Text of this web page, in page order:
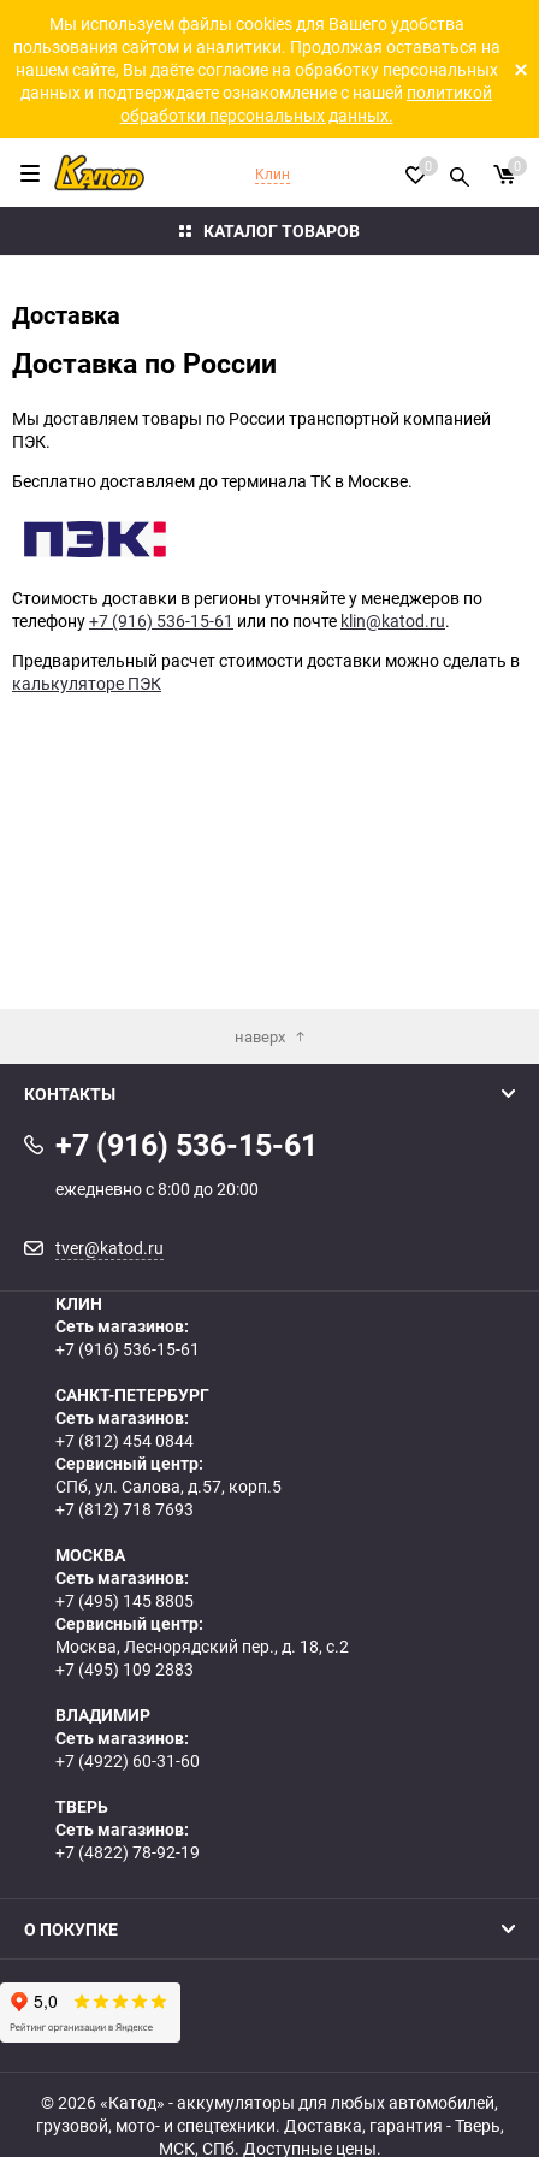
Мы используем файлы cookies для Вашего удобства
пользования сайтом и аналитики. Продолжая оставаться на
нашем сайте, Вы даёте согласие на обработку персональных
данных и подтверждаете ознакомление с нашей политикой
обработки персональных данных.
КАТАЛОГ ТОВАРОВ
Клин 0 0
Доставка
Доставка по России
Мы доставляем товары по России транспортной компанией
ПЭК.
Бесплатно доставляем до терминала ТК в Москве.
Стоимость доставки в регионы уточняйте у менеджеров по
телефону+7 (916) 536-15-61 или по почте klin@katod.ru.
Предварительный расчет стоимости доставки можно сделать в
калькуляторе ПЭК
наверх
КОНТАКТЫ
+7 (916) 536-15-61
ежедневно с 8:00 до 20:00
tver@katod.ru
КЛИН
Сеть магазинов:
+7 (916) 536-15-61
САНКТ-ПЕТЕРБУРГ
Сеть магазинов:
+7 (812) 454 0844
Сервисный центр:
СПб, ул. Салова, д.57, корп.5
+7 (812) 718 7693
МОСКВА
Сеть магазинов:
+7 (495) 145 8805
Сервисный центр:
Москва, Леснорядский пер., д. 18, с.2
+7 (495) 109 2883
ВЛАДИМИР
Сеть магазинов:
+7 (4922) 60-31-60
ТВЕРЬ
Сеть магазинов:
+7 (4822) 78-92-19
О ПОКУПКЕ
© 2026 «Катод» - аккумуляторы для любых автомобилей,
грузовой, мото- и спецтехники. Доставка, гарантия - Тверь,
МСК, СПб. Доступные цены.